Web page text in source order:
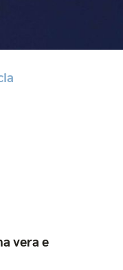
vera e